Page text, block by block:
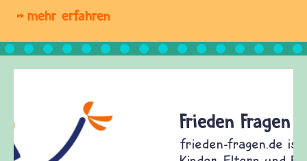
mehr erfahren